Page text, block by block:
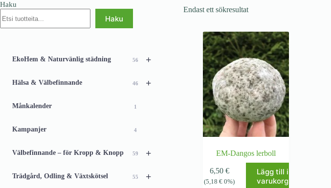
Endast ett sökresultat
EM-Dangos lerboll
6,50 €
(5,18€ 0%)
Lägg till i
varukorg
Haku
Haku
+
EkoHem & Naturvänlig städning 56
+
Hälsa & Välbefinnande 46
Månkalender 1
Kampanjer 4
+
Välbefinnande – för Kropp & Knopp 59
+
Trädgård, Odling & Växtskötsel 55